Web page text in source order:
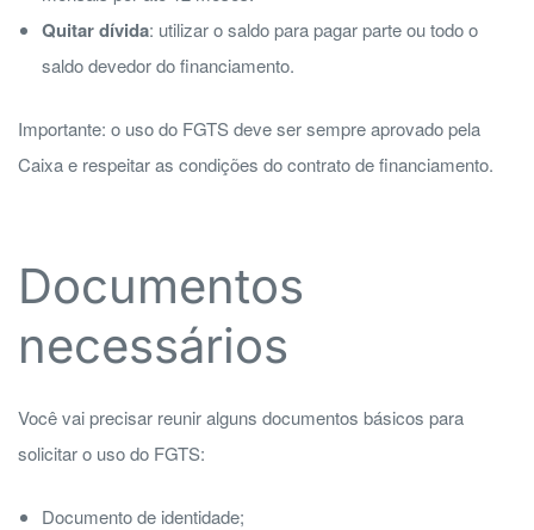
Quitar dívida: utilizar o saldo para pagar parte ou todo o
saldo devedor do financiamento.
Importante: o uso do FGTS deve ser sempre aprovado pela
Caixa e respeitar as condições do contrato de financiamento.
Documentos
necessários
Você vai precisar reunir alguns documentos básicos para
solicitar o uso do FGTS:
Documento de identidade;